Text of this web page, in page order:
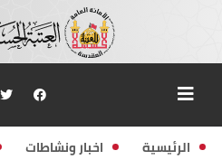
الرئيسية اخبار ونشاطات